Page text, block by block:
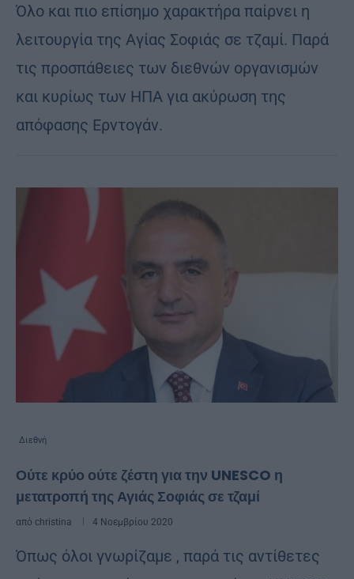
Όλο και πιο επίσημο χαρακτήρα παίρνει η
λειτουργία της Αγίας Σοφιάς σε τζαμί. Παρά
τις προσπάθειες των διεθνών οργανισμών
και κυρίως των ΗΠΑ για ακύρωση της
απόφασης Ερντογάν.
Διεθνή
Ούτε κρύο ούτε ζέστη για την UNESCO η
μετατροπή της Αγιάς Σοφιάς σε τζαμί
από christina 4 Νοεμβρίου 2020
Όπως όλοι γνωρίζαμε , παρά τις αντίθετες